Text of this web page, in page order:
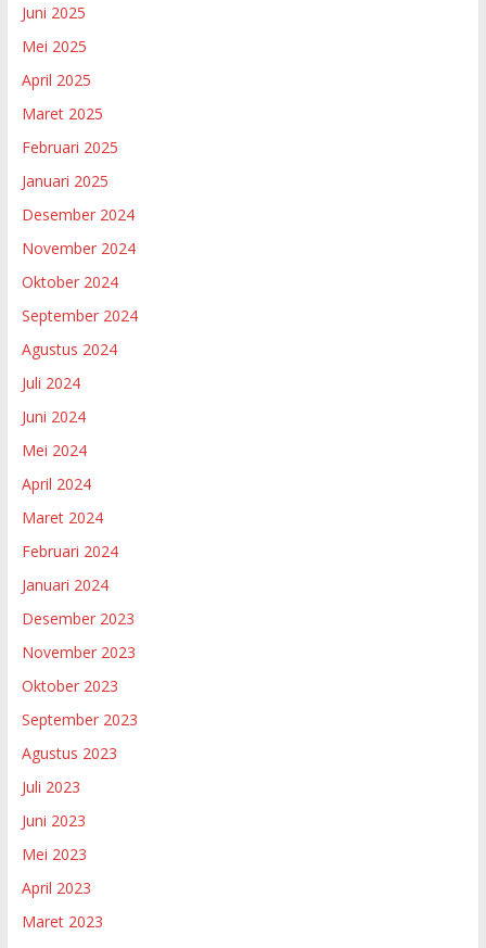
Juni 2025
Mei 2025
April 2025
Maret 2025
Februari 2025
Januari 2025
Desember 2024
November 2024
Oktober 2024
September 2024
Agustus 2024
Juli 2024
Juni 2024
Mei 2024
April 2024
Maret 2024
Februari 2024
Januari 2024
Desember 2023
November 2023
Oktober 2023
September 2023
Agustus 2023
Juli 2023
Juni 2023
Mei 2023
April 2023
Maret 2023